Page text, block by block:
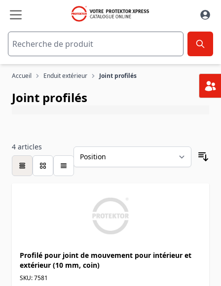
Accueil Enduit extérieur Joint profilés
Joint profilés
4 articles
table
Profilé pour joint de mouvement pour intérieur et
extérieur (10 mm, coin)
SKU: 7581